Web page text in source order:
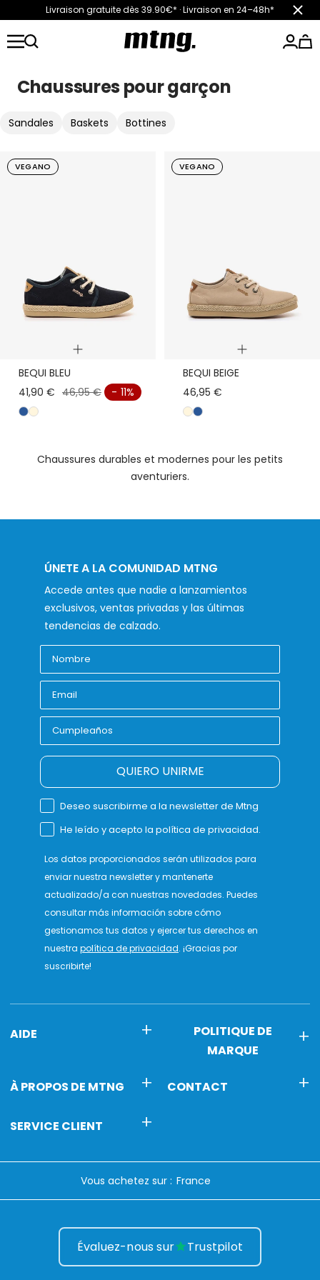
contenu
Livraison gratuite dès 39.90€* · Livraison en 24–48h*
mtngshoes
Chaussures pour garçon
Sandales Baskets Bottines
VEGANO
Apercu
BEQUI BLEU
41,90 € 46,95 €
- 11%
a b
VEGANO
Apercu
BEQUI BEIGE
46,95 €
b a
Chaussures durables et modernes pour les petits
aventuriers.
ÚNETE A LA COMUNIDAD MTNG
Accede antes que nadie a lanzamientos
exclusivos, ventas privadas y las últimas
tendencias de calzado.
QUIERO UNIRME
Deseo suscribirme a la newsletter de Mtng
He leído y acepto la política de privacidad.
Los datos proporcionados serán utilizados para
enviar nuestra newsletter y mantenerte
actualizado/a con nuestras novedades. Puedes
consultar más información sobre cómo
gestionamos tus datos y ejercer tus derechos en
nuestra política de privacidad. ¡Gracias por
suscribirte!
AIDE
POLITIQUE DE
MARQUE
À PROPOS DE MTNG CONTACT
SERVICE CLIENT
Vous achetez sur :
Évaluez-nous sur Trustpilot